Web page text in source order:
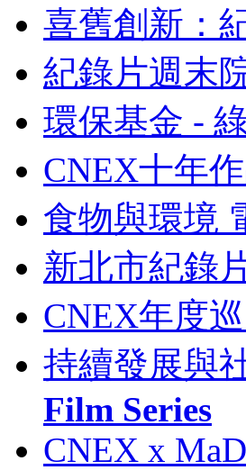
喜舊創新：
紀錄片週末
環保基金 -
CNEX十年
食物與環境
新北市紀錄
CNEX年度
持續發展與
Film Series
CNEX x